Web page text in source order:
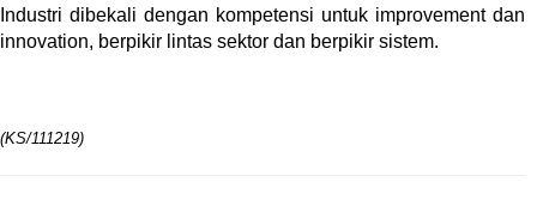
Industri dibekali dengan kompetensi untuk improvement dan
innovation, berpikir lintas sektor dan berpikir sistem.
(KS/111219)